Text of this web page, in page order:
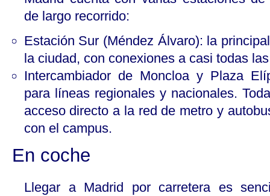
de largo recorrido:
Estación Sur (Méndez Álvaro): la
la ciudad, con conexiones a casi todas
Intercambiador de Moncloa y Plaza
para líneas regionales y nacionales.
acceso directo a la red de metro y
con el campus.
En coche
Llegar a Madrid por carretera es